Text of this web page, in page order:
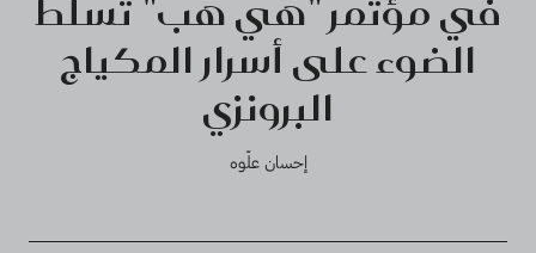
الضوء على أسرار المكياج
البرونزي
إحسان علّوه